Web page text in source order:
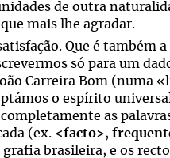
de outra
mais lhe agradar.
Que é também
só para um
Carreira Bom (numa
o espírito
as
(ex. <facto>,
brasileira, e os